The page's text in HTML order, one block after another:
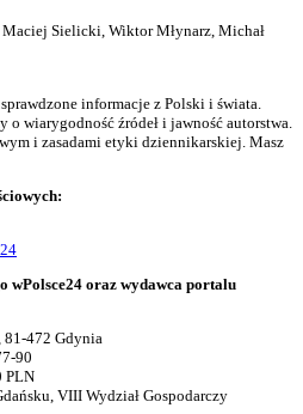
Sielicki, Wiktor Młynarz, Michał
informacje z Polski i świata.
wiarygodność źródeł i jawność autorstwa.
i zasadami etyki dziennikarskiej. Masz
wPolsce24 oraz wydawca portalu
81-472 Gdynia
90
PLN
VIII Wydział Gospodarczy